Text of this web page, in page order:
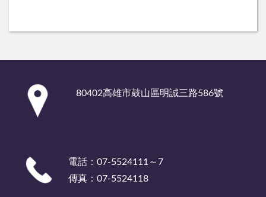
80402高雄市鼓山區明誠三路586號
電話：07-5524111～7
傳真：07-5524118